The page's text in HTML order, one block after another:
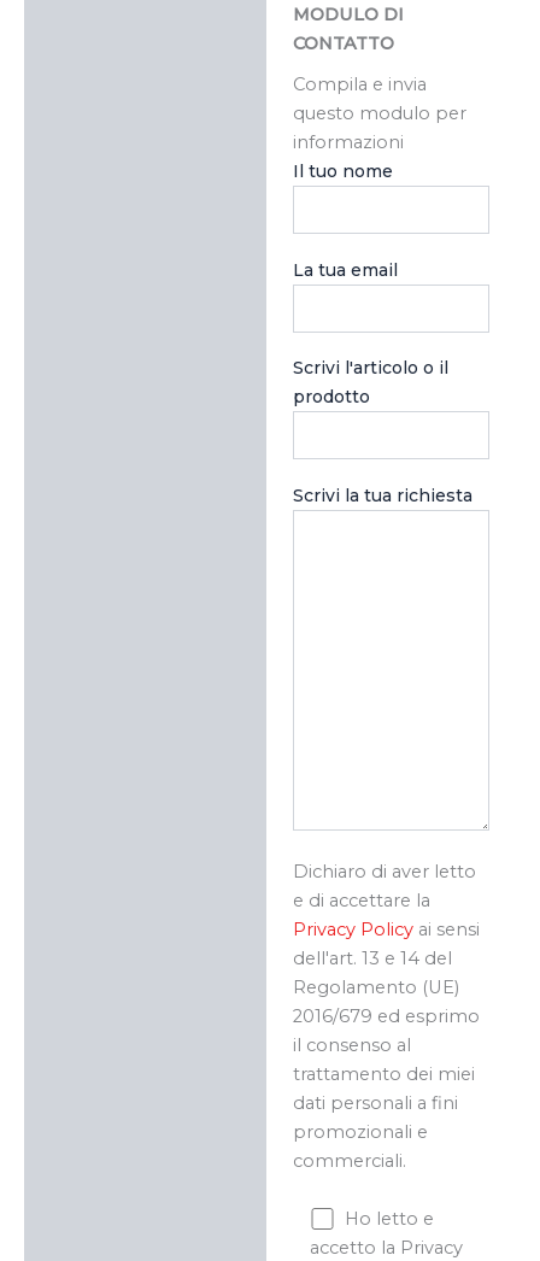
MODULO DI
CONTATTO
Compila e invia
questo modulo per
informazioni
Il tuo nome
La tua email
Scrivi l'articolo o il
prodotto
Scrivi la tua richiesta
Dichiaro di aver letto
e di accettare la
Privacy Policyai sensi
dell'art. 13 e 14 del
Regolamento (UE)
2016/679 ed esprimo
il consenso al
trattamento dei miei
dati personali a fini
promozionali e
commerciali.
Ho letto e
accetto la Privacy